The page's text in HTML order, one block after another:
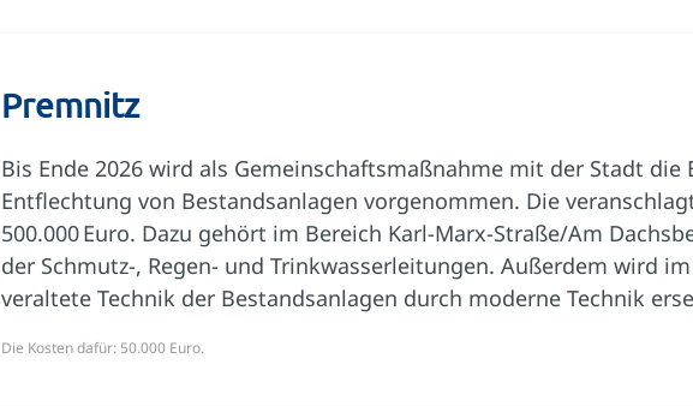
Premnitz
Bis Ende 2026 wird als Gemeinschaftsmaßnahme mit der Stadt die
Entflechtung von Bestandsanlagen vorgenommen. Die
500.000 Euro. Dazu gehört im Bereich Karl-Marx-Straße/Am
der Schmutz-, Regen- und Trinkwasserleitungen. Außerdem wird
veraltete Technik der Bestandsanlagen durch moderne Technik
Die Kosten dafür: 50.000 Euro.